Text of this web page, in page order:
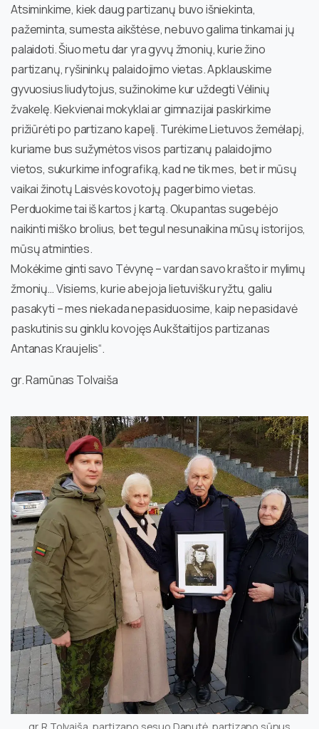
Atsiminkime, kiek daug partizanų buvo išniekinta,
pažeminta, sumesta aikštėse, nebuvo galima tinkamai jų
palaidoti. Šiuo metu dar yra gyvų žmonių, kurie žino
partizanų, ryšininkų palaidojimo vietas. Apklauskime
gyvuosius liudytojus, sužinokime kur uždegti Vėlinių
žvakelę. Kiekvienai mokyklai ar gimnazijai paskirkime
prižiūrėti po partizano kapelį. Turėkime Lietuvos žemėlapį,
kuriame bus sužymėtos visos partizanų palaidojimo
vietos, sukurkime infografiką, kad ne tik mes, bet ir mūsų
vaikai žinotų Laisvės kovotojų pagerbimo vietas.
Perduokime tai iš kartos į kartą. Okupantas sugebėjo
naikinti miško brolius, bet tegul nesunaikina mūsų istorijos,
mūsų atminties.
Mokėkime ginti savo Tėvynę – vardan savo krašto ir mylimų
žmonių… Visiems, kurie abejoja lietuvišku ryžtu, galiu
pasakyti – mes niekada nepasiduosime, kaip nepasidavė
paskutinis su ginklu kovojęs Aukštaitijos partizanas
Antanas Kraujelis“.
gr. Ramūnas Tolvaiša